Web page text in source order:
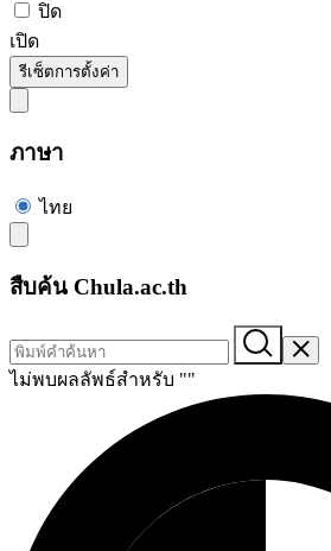
ปิด
เปิด
รีเซ็ตการตั้งค่า
ภาษา
ไทย
สืบค้น Chula.ac.th
ไม่พบผลลัพธ์สำหรับ ""